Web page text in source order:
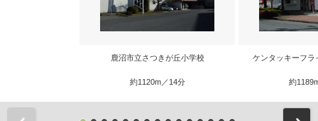
鹿沼市立さつきが丘小学校
約1120m／14分
ケンタッキーフラ
約